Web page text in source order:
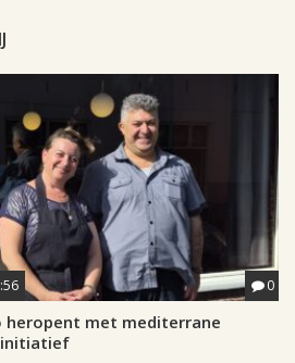
0
heropent met mediterrane
initiatief